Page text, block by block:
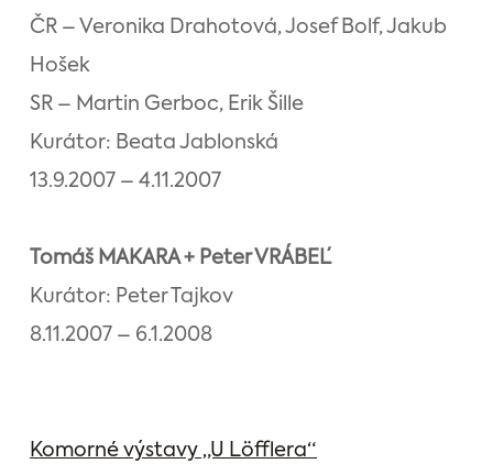
ČR – Veronika Drahotová, Josef Bolf, Jakub
Hošek
SR – Martin Gerboc, Erik Šille
Kurátor: Beata Jablonská
13.9.2007 – 4.11.2007
Tomáš MAKARA + Peter VRÁBEĽ
Kurátor: Peter Tajkov
8.11.2007 – 6.1.2008
Komorné výstavy „U Löfflera“